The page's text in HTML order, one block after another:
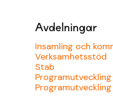
Avdelningar
Insamling och
Verksamhetsstöd
Stab